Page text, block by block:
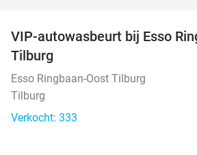
VIP-autowasbeurt bij Esso
Tilburg
Esso Ringbaan-Oost Tilburg
Tilburg
Verkocht: 333